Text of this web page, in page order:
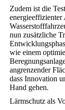
Zudem ist die
nun zusätzliche
wie einem
angrenzender
dass Innovation
Hand gehen.
Lärmschutz als